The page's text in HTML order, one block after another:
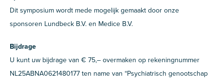
Dit symposium wordt mede mogelijk gemaakt door onze
sponsoren Lundbeck B.V. en Medice B.V.
Bijdrage
U kunt uw bijdrage van € 75,– overmaken op rekeningnummer
NL25ABNA0621480177 ten name van “Psychiatrisch genootschap